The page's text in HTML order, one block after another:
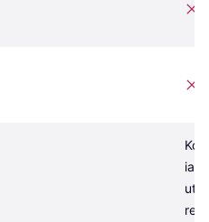
ialla